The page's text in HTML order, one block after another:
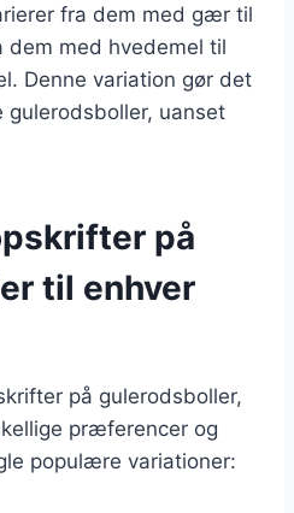
fra dem med gær til
med hvedemel til
Denne variation gør det
gulerodsboller, uanset
på
til enhver
på gulerodsboller,
præferencer og
populære variationer: